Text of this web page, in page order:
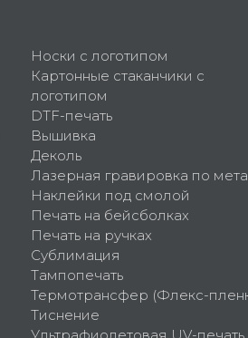
Носки с логотипом
Картонные стаканчики с
логотипом
DTF-печать
Вышивка
Деколь
Лазерная гравировка по
Наклейки под смолой
Печать на бейсболках
Печать на ручках
Сублимация
Тампопечать
Термотрансфер (Флекс-
Тиснение